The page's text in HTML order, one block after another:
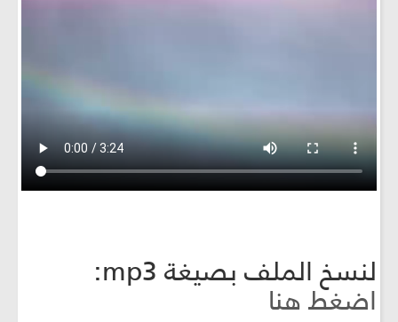
لنسخ الملف بصيغة mp3:
اضغط هنا